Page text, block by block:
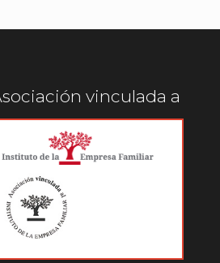
vinculada a